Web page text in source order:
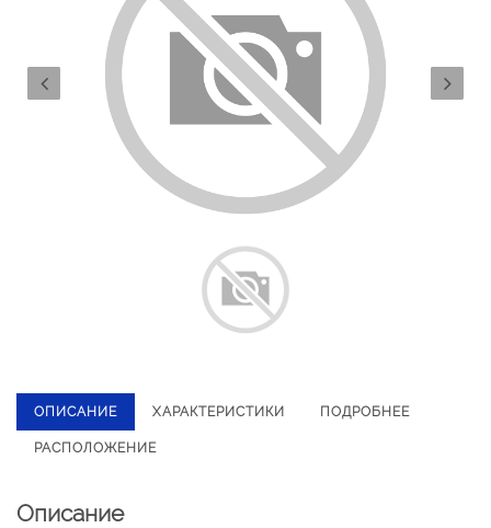
ОПИСАНИЕ ХАРАКТЕРИСТИКИ ПОДРОБНЕЕ
РАСПОЛОЖЕНИЕ
Описание